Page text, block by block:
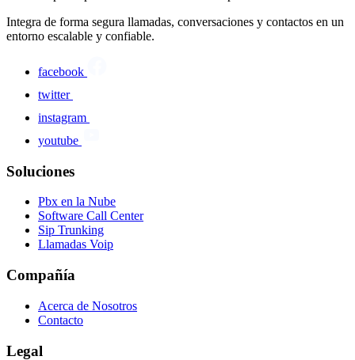
Integra de forma segura llamadas, conversaciones y contactos en un
entorno escalable y confiable.
facebook
twitter
instagram
youtube
Soluciones
Pbx en la Nube
Software Call Center
Sip Trunking
Llamadas Voip
Compañía
Acerca de Nosotros
Contacto
Legal